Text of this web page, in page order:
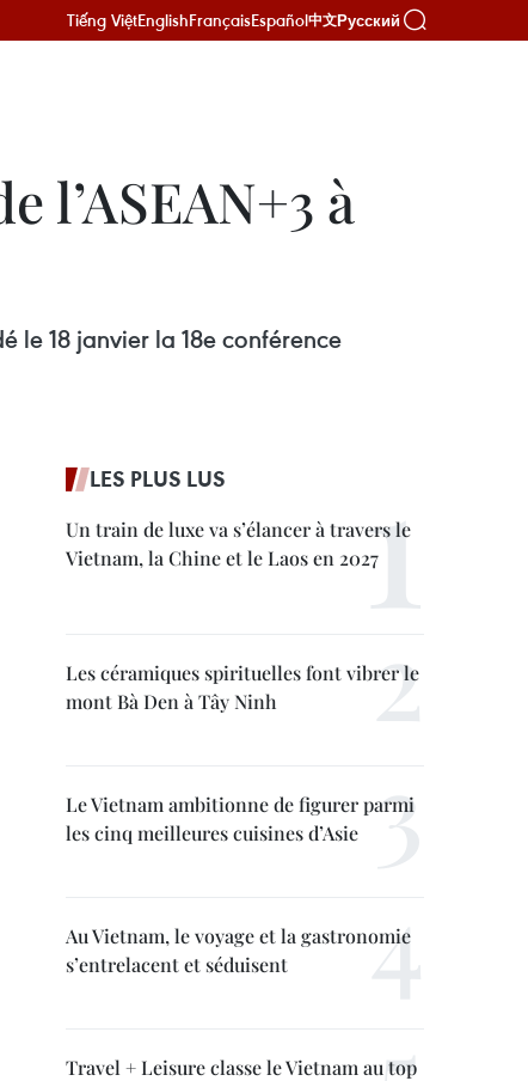
Tiếng ViệtEnglishFrançaisEspañol中文Русский
à
le 18 janvier la 18e conférence
LES PLUS LUS
Un train de luxe va s’élancer à travers le
Vietnam, la Chine et le Laos en 2027
Les céramiques spirituelles font vibrer le
mont Bà Den à Tây Ninh
Le Vietnam ambitionne de figurer parmi
les cinq meilleures cuisines d’Asie
Au Vietnam, le voyage et la gastronomie
s’entrelacent et séduisent
Travel + Leisure classe le Vietnam au top